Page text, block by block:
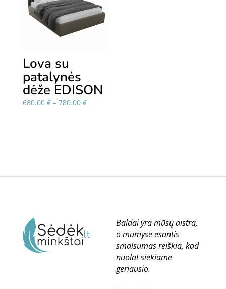
Lova su
patalynės
dėže EDISON
680.00 € – 780.00 €Price
Baldai yra mūsų aistra,
o mumyse esantis
smalsumas reiškia, kad
nuolat siekiame
geriausio.